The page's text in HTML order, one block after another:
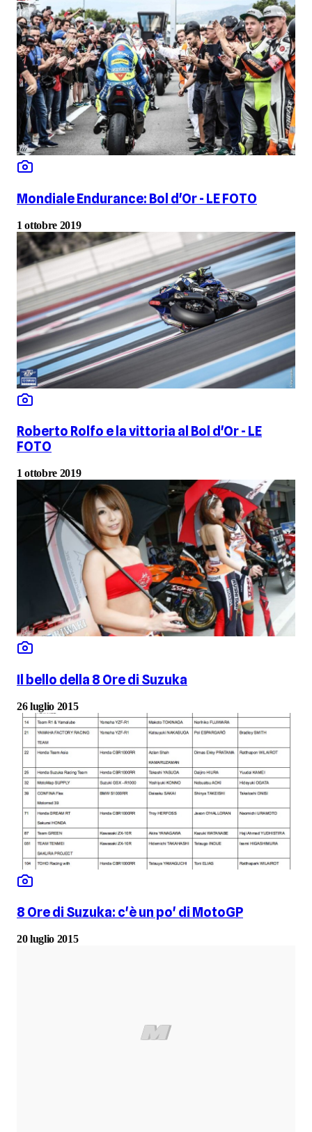
Mondiale Endurance: Bol d'Or - LE FOTO
1 ottobre 2019
Roberto Rolfo e la vittoria al Bol d'Or - LE
FOTO
1 ottobre 2019
Il bello della 8 Ore di Suzuka
26 luglio 2015
8 Ore di Suzuka: c'è un po' di MotoGP
20 luglio 2015